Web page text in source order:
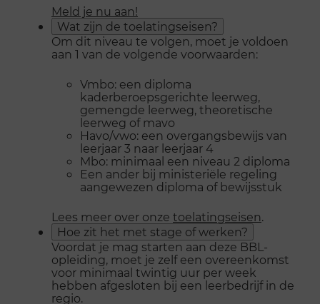
Meld je nu aan!
Wat zijn de toelatingseisen?
Om dit niveau te volgen, moet je voldoen
aan 1 van de volgende voorwaarden:
Vmbo: een diploma
kaderberoepsgerichte leerweg,
gemengde leerweg, theoretische
leerweg of mavo
Havo/vwo: een overgangsbewijs van
leerjaar 3 naar leerjaar 4
Mbo: minimaal een niveau 2 diploma
Een ander bij ministeriële regeling
aangewezen diploma of bewijsstuk
Lees meer over onze toelatingseisen.
Hoe zit het met stage of werken?
Voordat je mag starten aan deze BBL-
opleiding, moet je zelf een overeenkomst
voor minimaal twintig uur per week
hebben afgesloten bij een leerbedrijf in de
regio.